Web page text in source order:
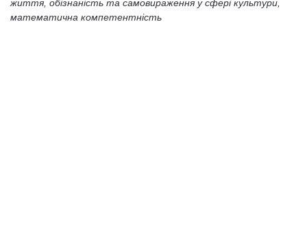
життя, обізнаність та самовираження у сфері культури,
математична компетентність